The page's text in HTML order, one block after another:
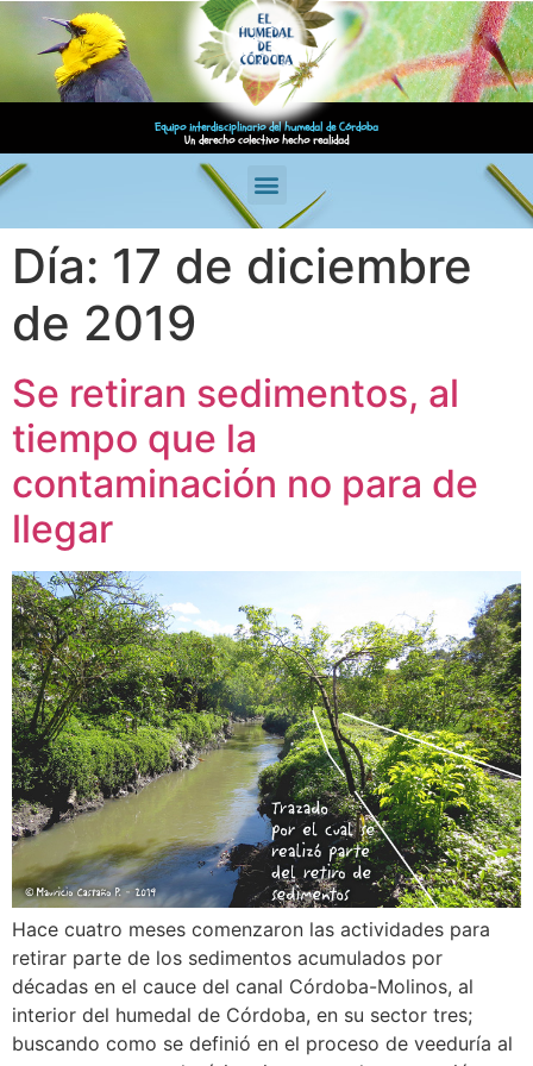
Equipo interdisciplinario del humedal de Córdoba
Un derecho colectivo hecho realidad
Día: 17 de diciembre
de 2019
Se retiran sedimentos, al
tiempo que la
contaminación no para de
llegar
Hace cuatro meses comenzaron las actividades para
retirar parte de los sedimentos acumulados por
décadas en el cauce del canal Córdoba-Molinos, al
interior del humedal de Córdoba, en su sector tres;
buscando como se definió en el proceso de veeduría al